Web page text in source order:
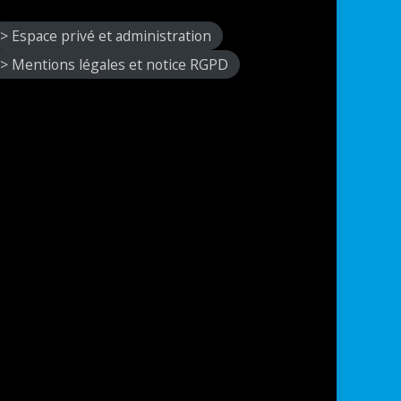
> Espace privé et administration
> Mentions légales et notice RGPD